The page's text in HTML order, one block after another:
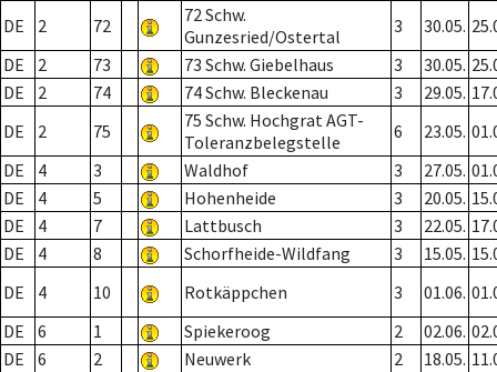
DE 2 72
72 Schw.
Gunzesried/Ostertal
3 30.05.
DE
2 73 73 Schw. Giebelhaus 3 30.05.
DE
2 74 74 Schw. Bleckenau 3 29.05.
DE
2 75
75 Schw. Hochgrat AGT-
Toleranzbelegstelle
6 23.05.
DE
4 3 Waldhof 3 27.05.
DE
4 5 Hohenheide 3 20.05.
DE
4 7 Lattbusch 3 22.05.
DE
4 8 Schorfheide-Wildfang 3 15.05.
DE
4 10 Rotkäppchen 3 01.06.
DE
6 1 Spiekeroog 2 02.06.
DE
6 2 Neuwerk 2 18.05.